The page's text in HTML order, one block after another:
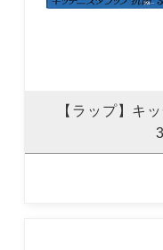
【ラップ】キ